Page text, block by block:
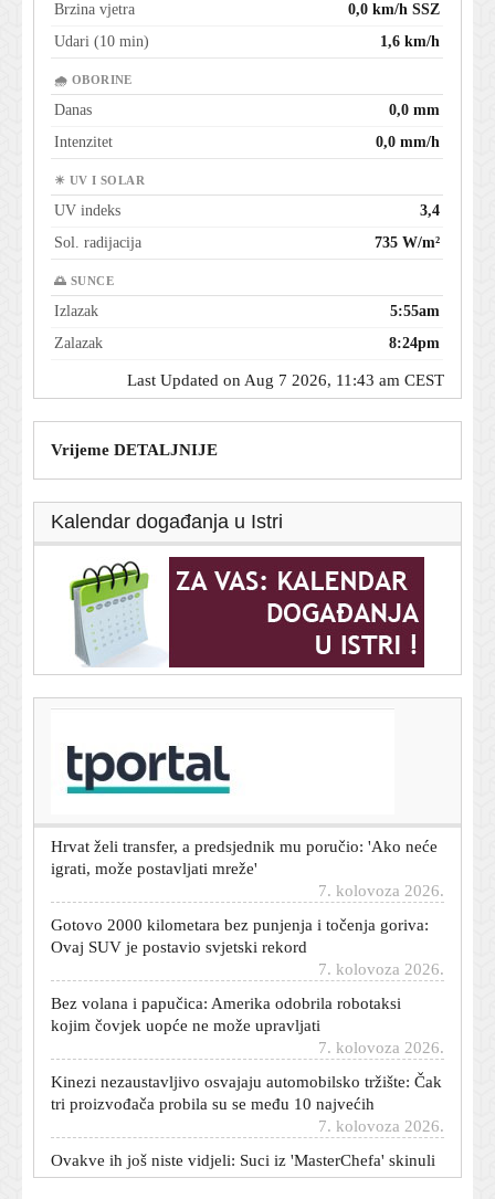
Brzina vjetra
0,0 km/h SSZ
Udari (10 min)
1,6 km/h
🌧 OBORINE
Danas
0,0 mm
Intenzitet
0,0 mm/h
☀ UV I SOLAR
UV indeks
3,4
Sol. radijacija
735 W/m²
🌅 SUNCE
Izlazak
5:55am
Zalazak
8:24pm
Last Updated on Aug 7 2026, 11:43 am CEST
Vrijeme DETALJNIJE
Kalendar događanja u Istri
T-portal.hr
Poznati hrvatski VAR sudac pretučen u Osijeku: Pronašli
ga kako leži na cesti
Hrvat želi transfer, a predsjednik mu poručio: 'Ako neće
igrati, može postavljati mreže'
Gotovo 2000 kilometara bez punjenja i točenja goriva:
Ovaj SUV je postavio svjetski rekord
Bez volana i papučica: Amerika odobrila robotaksi
kojim čovjek uopće ne može upravljati
7. kolovoza 2026.
Kinezi nezaustavljivo osvajaju automobilsko tržište: Čak
tri proizvođača probila su se među 10 najvećih
7. kolovoza 2026.
Ovakve ih još niste vidjeli: Suci iz 'MasterChefa' skinuli
pregače pa nasmijali obožavatelje
7. kolovoza 2026.